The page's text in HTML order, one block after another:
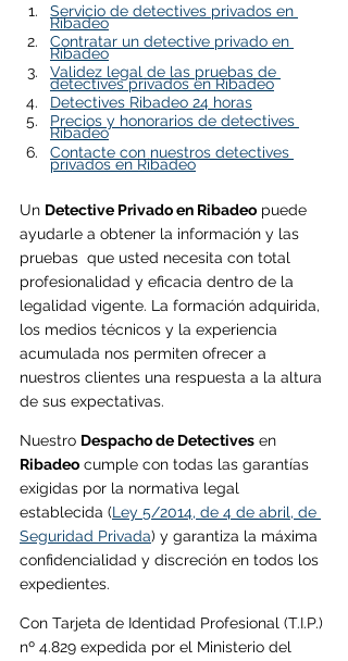
Servicio de detectives privados en
Ribadeo
Contratar un detective privado en
Ribadeo
Validez legal de las pruebas de
detectives privados en Ribadeo
Detectives Ribadeo 24 horas
Precios y honorarios de detectives
Ribadeo
Contacte con nuestros detectives
privados en Ribadeo
Un Detective Privado en Ribadeo puede
ayudarle a obtener la información y las
pruebas  que usted necesita con total
profesionalidad y eficacia dentro de la
legalidad vigente. La formación adquirida,
los medios técnicos y la experiencia
acumulada nos permiten ofrecer a
nuestros clientes una respuesta a la altura
de sus expectativas.
Nuestro Despacho de Detectives en
Ribadeo cumple con todas las garantías
exigidas por la normativa legal
establecida (Ley 5/2014, de 4 de abril, de
Seguridad Privada) y garantiza la máxima
confidencialidad y discreción en todos los
expedientes.
Con Tarjeta de Identidad Profesional (T.I.P.)
nº 4.829 expedida por el Ministerio del